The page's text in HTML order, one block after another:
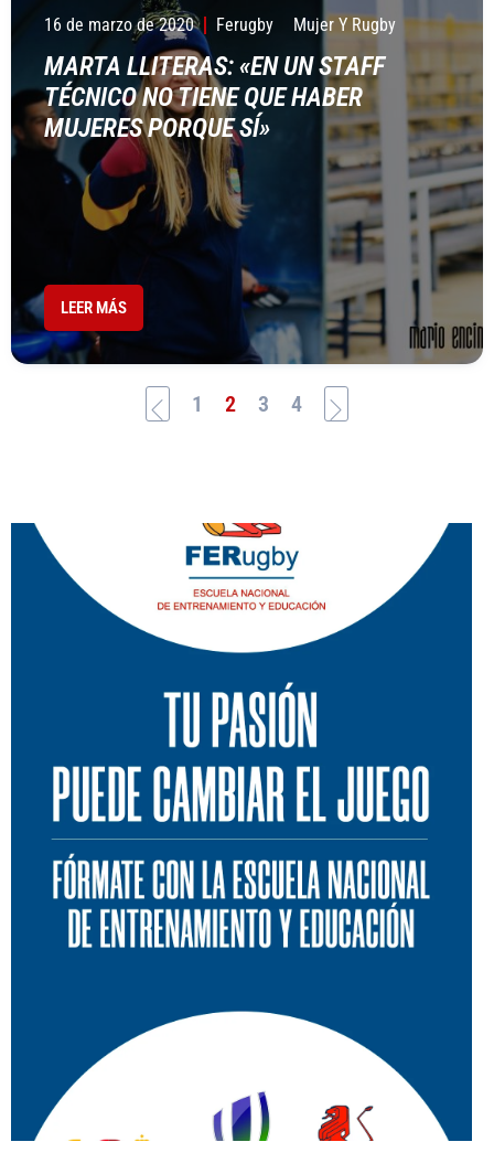
16 de marzo de 2020 Ferugby Mujer Y Rugby
MARTA LLITERAS: «EN UN STAFF
TÉCNICO NO TIENE QUE HABER
MUJERES PORQUE SÍ»
LEER MÁS
1 2 3 4